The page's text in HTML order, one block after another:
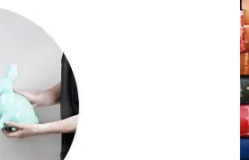
ens
agrada
que
ens
donin
gat